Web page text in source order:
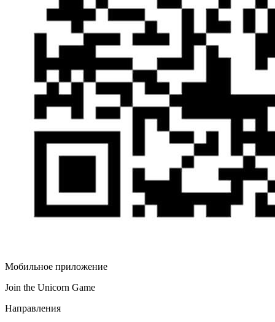
Мобильное приложение
Join the Unicorn Game
Направления